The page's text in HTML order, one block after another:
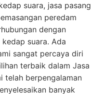
suara, jasa pasang
peredam
dengan
suara. Ada
sangat percaya diri
terbaik dalam Jasa
telah berpengalaman
banyak